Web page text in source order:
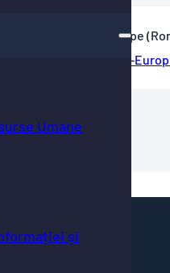
Umane
și
1_Interreg Europe
informativ-1_Interreg-
Pagini utile